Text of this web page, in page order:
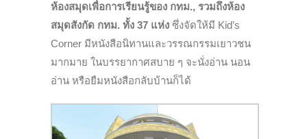
ห้องสมุดเพื่อการเรียนรู้ของ กทม., รวมถึงห้อง
สมุดสังกัด กทม. ทั้ง 37 แห่ง ซึ่งจัดให้มี Kid’s
Corner มีหนังสือนิทานและวรรณกรรมเยาวชน
มากมาย ในบรรยากาศสบาย ๆ จะนั่งอ่าน นอน
อ่าน หรือยืมหนังสือกลับบ้านก็ได้